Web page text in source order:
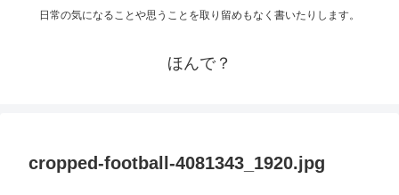
日常の気になることや思うことを取り留めもなく書いたりします。
ほんで？
cropped-football-4081343_1920.jpg